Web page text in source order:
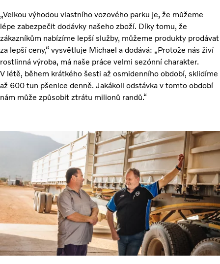
„Velkou výhodou vlastního vozového parku je, že můžeme
lépe zabezpečit dodávky našeho zboží. Díky tomu, že
zákazníkům nabízíme lepší služby, můžeme produkty prodávat
za lepší ceny,“ vysvětluje Michael a dodává: „Protože nás živí
rostlinná výroba, má naše práce velmi sezónní charakter.
V létě, během krátkého šesti až osmidenního období, sklidíme
až 600 tun pšenice denně. Jakákoli odstávka v tomto období
nám může způsobit ztrátu milionů randů.“